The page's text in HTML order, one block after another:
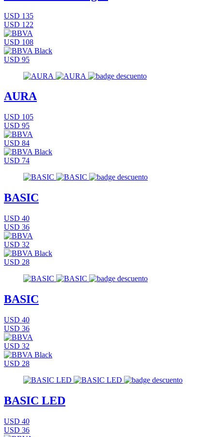
USD 135
USD 122
USD 108
USD 95
AURA
USD 105
USD 95
USD 84
USD 74
BASIC
USD 40
USD 36
USD 32
USD 28
BASIC
USD 40
USD 36
USD 32
USD 28
BASIC LED
USD 40
USD 36